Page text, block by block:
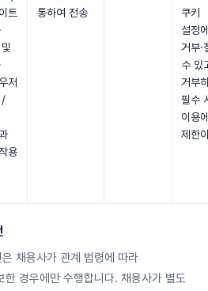
트
저
/
용
통하여 전송
쿠키
설정
거부·
수 있
거부
필수
이용
제한
채용사가 관계 법령에 따라
경우에만 수행합니다. 채용사가 별도